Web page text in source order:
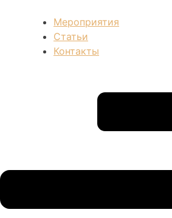
Мероприятия
Статьи
Контакты